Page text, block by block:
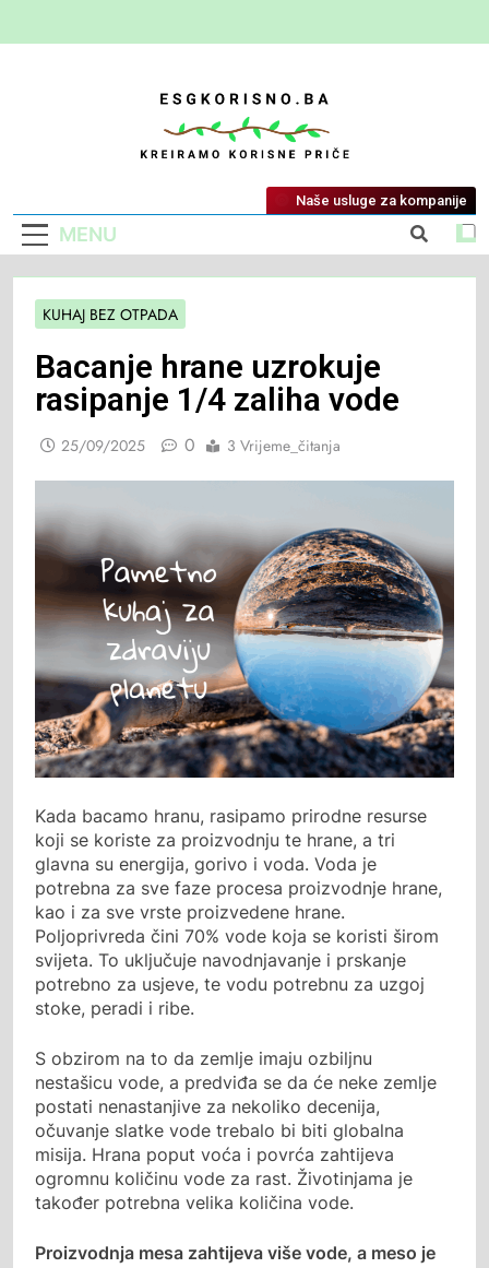
ESG Korisno
Kreiramo Korisne Priče
MENU
Naše usluge za kompanije
KUHAJ BEZ OTPADA
Bacanje hrane uzrokuje
rasipanje 1/4 zaliha vode
25/09/2025 0 3 Vrijeme_čitanja
Kada bacamo hranu, rasipamo prirodne resurse
koji se koriste za proizvodnju te hrane, a tri
glavna su energija, gorivo i voda. Voda je
potrebna za sve faze procesa proizvodnje hrane,
kao i za sve vrste proizvedene hrane.
Poljoprivreda čini 70% vode koja se koristi širom
svijeta. To uključuje navodnjavanje i prskanje
potrebno za usjeve, te vodu potrebnu za uzgoj
stoke, peradi i ribe.
S obzirom na to da zemlje imaju ozbiljnu
nestašicu vode, a predviđa se da će neke zemlje
postati nenastanjive za nekoliko decenija,
očuvanje slatke vode trebalo bi biti globalna
misija. Hrana poput voća i povrća zahtijeva
ogromnu količinu vode za rast. Životinjama je
također potrebna velika količina vode.
Proizvodnja mesa zahtijeva više vode, a meso je